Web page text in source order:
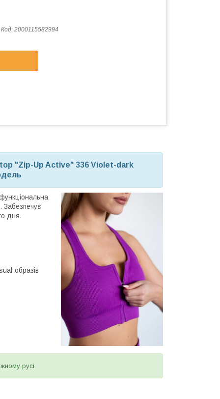
Код: 2000115582994
"Zip-Up Active" 336 Violet-dark
Забезпечує
дня.
образів
русі.